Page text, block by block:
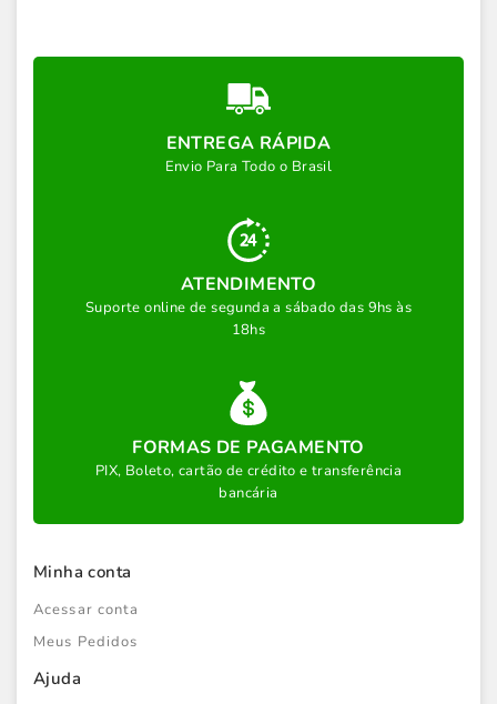
ENTREGA RÁPIDA
Envio Para Todo o Brasil
ATENDIMENTO
Suporte online de segunda a sábado das 9hs às
18hs
FORMAS DE PAGAMENTO
PIX, Boleto, cartão de crédito e transferência
bancária
Minha conta
Acessar conta
Meus Pedidos
Ajuda